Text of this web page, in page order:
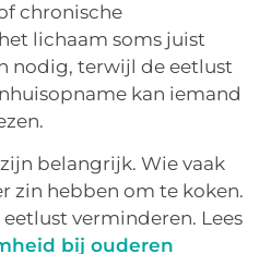
chronische
lichaam soms juist
nodig, terwijl de eetlust
kan iemand
belangrijk. Wie vaak
zin hebben om te koken.
verminderen. Lees
bij ouderen